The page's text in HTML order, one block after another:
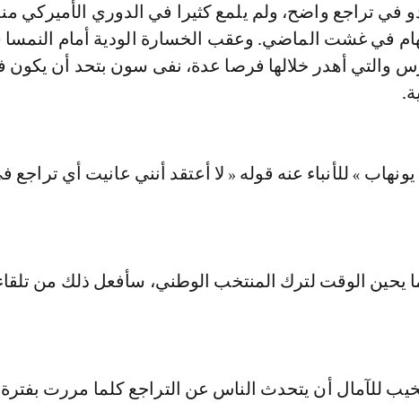
في تراجع واضح، ولم يلمع كثيرا في الدوري الأميركي
في غشت الماضي. وعقب الخسارة الودية أمام
والتي أهدر خلالها فرصا عدة، نفى سون بتحد أن يكون
» للأنباء عنه قوله « لا أعتقد أنني عانيت أي تراجع
يحين الوقت لترك المنتخب الوطني، سأفعل ذلك من
للآمال أن يتحدث الناس عن التراجع كلما مررت